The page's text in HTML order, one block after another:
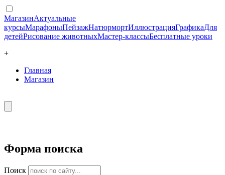
МагазинАктуальные
курсыМарафоныПейзажНатюрмортИллюстрацияГрафикаДля
детейРисование животныхМастер-классыБесплатные уроки
+
Главная
Магазин
Форма поиска
Поиск